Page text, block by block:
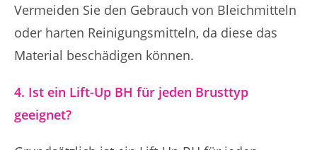
Vermeiden Sie den Gebrauch von Bleichmitteln
oder harten Reinigungsmitteln, da diese das
Material beschädigen können.
4. Ist ein Lift-Up BH für jeden Brusttyp
geeignet?